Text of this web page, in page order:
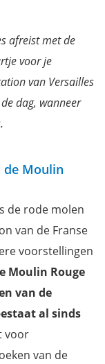
afreist met de
voor je
van Versailles
dag, wanneer
de Moulin
de rode molen
van de Franse
voorstellingen
Moulin Rouge
van de
al sinds
voor
van de